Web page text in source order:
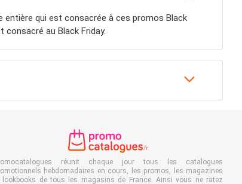
entière qui est consacrée à ces promos Black
au Black Friday.
réunit chaque jour tous les catalogues
hebdomadaires en cours, les promos, les magazines
lookbooks de tous les magasins de France. Ainsi vous ne ratez